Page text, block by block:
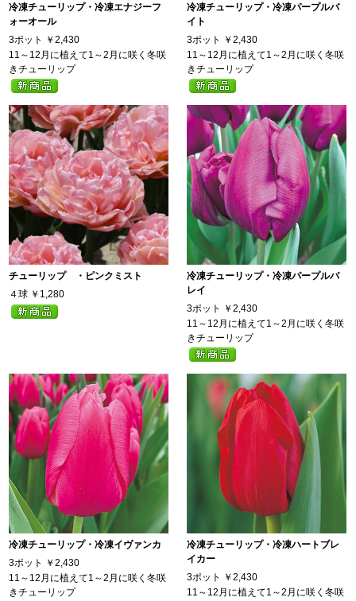
冷凍チューリップ・冷凍エナジーフ
ォーオール
3ポット
￥2,430
11～12月に植えて1～2月に咲く冬咲
きチューリップ
冷凍チューリップ・冷凍パープルバ
イト
3ポット
￥2,430
11～12月に植えて1～2月に咲く冬咲
きチューリップ
チューリップ ・ピンクミスト
４球 ￥1,280
冷凍チューリップ・冷凍パープルバ
レイ
3ポット
￥2,430
11～12月に植えて1～2月に咲く冬咲
きチューリップ
冷凍チューリップ・冷凍イヴァンカ
3ポット
￥2,430
11～12月に植えて1～2月に咲く冬咲
きチューリップ
冷凍チューリップ・冷凍ハートブレ
イカー
3ポット
￥2,430
11～12月に植えて1～2月に咲く冬咲